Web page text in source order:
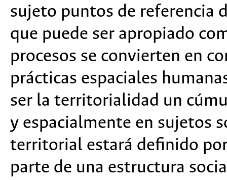
sujeto puntos de referencia
que puede ser apropiado
procesos se convierten en
prácticas espaciales
ser la territorialidad un
y espacialmente en sujetos
territorial estará definido
parte de una estructura